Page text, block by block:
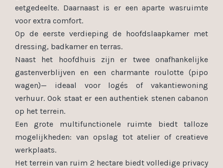
eetgedeelte. Daarnaast is er een aparte wasruimte
voor extra comfort.
Op de eerste verdieping de hoofdslaapkamer met
dressing, badkamer en terras.
Naast het hoofdhuis zijn er twee onafhankelijke
gastenverblijven en een charmante roulotte (pipo
wagen)— ideaal voor logés of vakantiewoning
verhuur. Ook staat er een authentiek stenen cabanon
op het terrein.
Een grote multifunctionele ruimte biedt talloze
mogelijkheden: van opslag tot atelier of creatieve
werkplaats.
Het terrein van ruim 2 hectare biedt volledige privacy